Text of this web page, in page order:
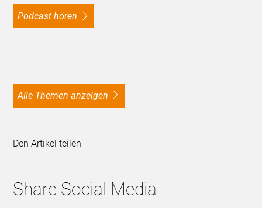
Podcast hören
alle Themen anzeigen
Den Artikel teilen
Share Social Media